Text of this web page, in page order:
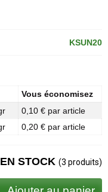
KSUN20
Vous économisez
0,10 € par article
0,20 € par article
EN STOCK (3 produits)